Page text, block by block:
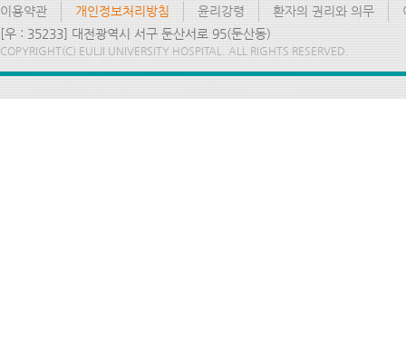
이용약관 개인정보처리방침 윤리강령 환자의 권리와 의무
[우 : 35233] 대전광역시 서구 둔산서로 95(둔산동)
COPYRIGHT(C) EULJI UNIVERSITY HOSPITAL. ALL RIGHTS RESERVED.